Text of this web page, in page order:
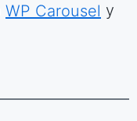
WP Carousel y